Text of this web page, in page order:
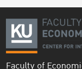
Faculty of